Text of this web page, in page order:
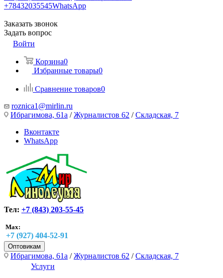
+78432035545WhatsApp
Заказать звонок
Задать вопрос
Войти
Корзина0
Избранные товары0
Сравнение товаров0
roznica1@mirlin.ru
Ибрагимова, 61а /Журналистов 62 /Складская, 7
Вконтакте
WhatsApp
Тел: +7 (843) 203-55-45
Max:
+7 (927) 404-52-91
Оптовикам
Ибрагимова, 61а /Журналистов 62 /Складская, 7
Услуги